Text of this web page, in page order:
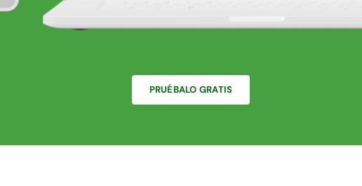
PRUÉBALO GRATIS